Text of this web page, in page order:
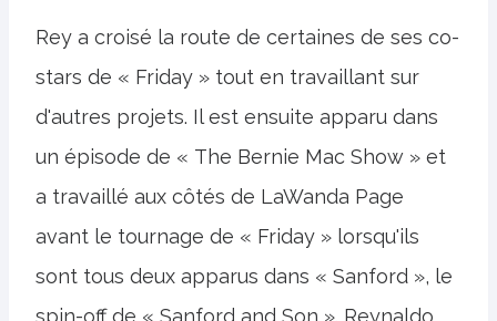
Rey a croisé la route de certaines de ses co-
stars de « Friday » tout en travaillant sur
d'autres projets. Il est ensuite apparu dans
un épisode de « The Bernie Mac Show » et
a travaillé aux côtés de LaWanda Page
avant le tournage de « Friday » lorsqu'ils
sont tous deux apparus dans « Sanford », le
spin-off de « Sanford and Son ». Reynaldo